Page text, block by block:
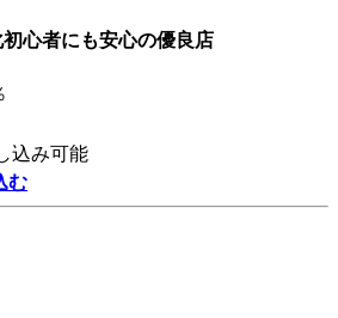
心者にも安心の優良店
込み可能
む